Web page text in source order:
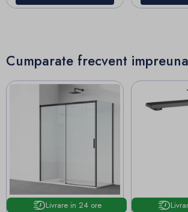
Cumparate frecvent impreuna
Livrare in 24 ore